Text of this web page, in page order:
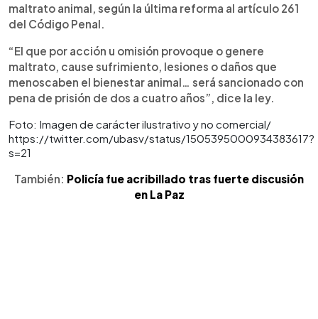
maltrato animal, según la última reforma al artículo 261
del Código Penal.
“El que por acción u omisión provoque o genere
maltrato, cause sufrimiento, lesiones o daños que
menoscaben el bienestar animal… será sancionado con
pena de prisión de dos a cuatro años”, dice la ley.
Foto: Imagen de carácter ilustrativo y no comercial/
https://twitter.com/ubasv/status/1505395000934383617?
s=21
También: Policía fue acribillado tras fuerte discusión
en La Paz